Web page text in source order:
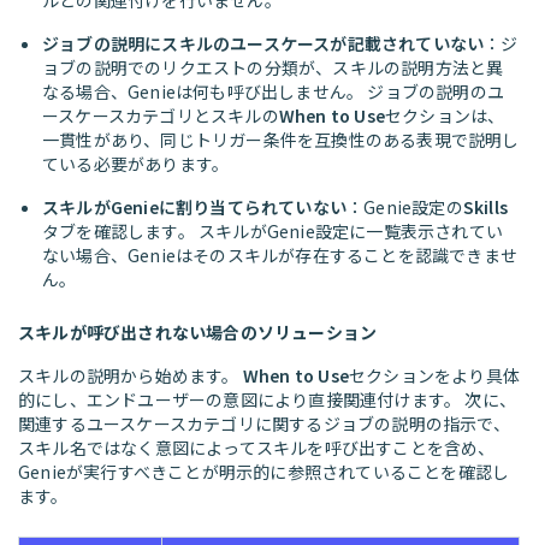
ジョブの説明にスキルのユースケースが記載されていない ：ジ
ョブの説明でのリクエストの分類が、スキルの説明方法と異
なる場合、Genieは何も呼び出しません。 ジョブの説明のユ
ースケースカテゴリとスキルのWhen to Useセクションは、
一貫性があり、同じトリガー条件を互換性のある表現で説明し
ている必要があります。
スキルがGenieに割り当てられていない ：Genie設定のSkills
タブを確認します。 スキルがGenie設定に一覧表示されてい
ない場合、Genieはそのスキルが存在することを認識できませ
ん。
スキルが呼び出されない場合のソリューション
スキルの説明から始めます。 When to Useセクションをより具体
的にし、エンドユーザーの意図により直接関連付けます。 次に、
関連するユースケースカテゴリに関するジョブの説明の指示で、
スキル名ではなく意図によってスキルを呼び出すことを含め、
Genieが実行すべきことが明示的に参照されていることを確認し
ます。